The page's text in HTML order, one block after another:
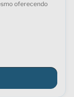
oferecendo